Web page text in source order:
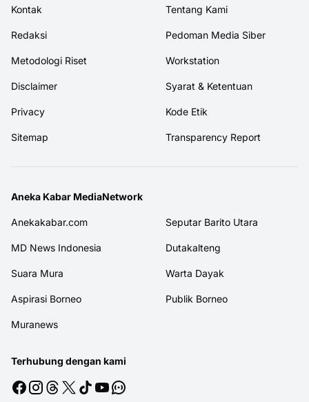
Kontak Tentang Kami
Redaksi Pedoman Media Siber
Metodologi Riset Workstation
Disclaimer Syarat & Ketentuan
Privacy Kode Etik
Sitemap Transparency Report
Aneka Kabar MediaNetwork
Anekakabar.com Seputar Barito Utara
MD News Indonesia Dutakalteng
Suara Mura Warta Dayak
Aspirasi Borneo Publik Borneo
Muranews
Terhubung dengan kami